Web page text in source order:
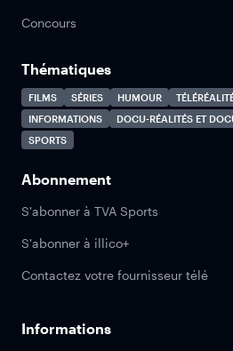
Concours
Thématiques
FILMS SÉRIES HUMOUR
INFORMATIONS
DOCU-RÉALITÉS ET
SPORTS
Abonnement
S'abonner à TVA Sports
S'abonner à illico+
Contactez votre fournisseur télé
Informations